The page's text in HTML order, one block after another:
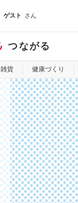
ゲスト さん
つながる
貨 健康づくり